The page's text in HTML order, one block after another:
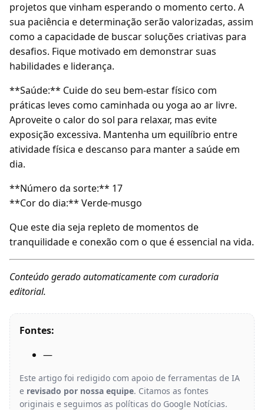
projetos que vinham esperando o momento certo. A
sua paciência e determinação serão valorizadas, assim
como a capacidade de buscar soluções criativas para
desafios. Fique motivado em demonstrar suas
habilidades e liderança.
**Saúde:** Cuide do seu bem-estar físico com
práticas leves como caminhada ou yoga ao ar livre.
Aproveite o calor do sol para relaxar, mas evite
exposição excessiva. Mantenha um equilíbrio entre
atividade física e descanso para manter a saúde em
dia.
**Número da sorte:** 17
**Cor do dia:** Verde-musgo
Que este dia seja repleto de momentos de
tranquilidade e conexão com o que é essencial na vida.
Conteúdo gerado automaticamente com curadoria
editorial.
Fontes:
—
Este artigo foi redigido com apoio de ferramentas de IA
e revisado por nossa equipe. Citamos as fontes
originais e seguimos as políticas do Google Notícias.